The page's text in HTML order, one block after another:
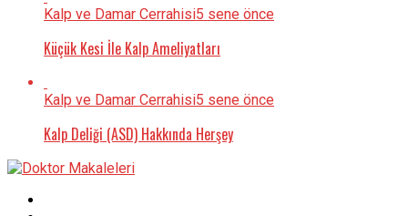
Kalp ve Damar Cerrahisi5 sene önce
Küçük Kesi İle Kalp Ameliyatları
Kalp ve Damar Cerrahisi5 sene önce
Kalp Deliği (ASD) Hakkında Herşey